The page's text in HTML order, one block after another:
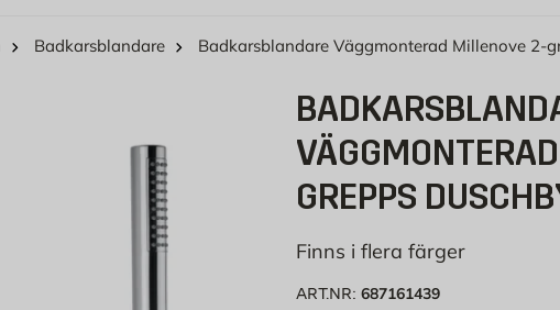
Badkarsblandare Badkarsblandare Väggmonterad Millenove 2-
GREPPS
Finns i flera färger
ART.NR: 687161439